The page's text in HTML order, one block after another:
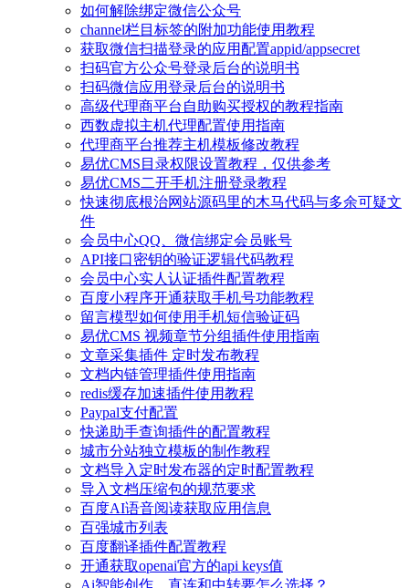
如何解除绑定微信公众号
channel栏目标签的附加功能使用教程
获取微信扫描登录的应用配置appid/appsecret
扫码官方公众号登录后台的说明书
扫码微信应用登录后台的说明书
高级代理商平台自助购买授权的教程指南
西数虚拟主机代理配置使用指南
代理商平台推荐主机模板修改教程
易优CMS目录权限设置教程，仅供参考
易优CMS二开手机注册登录教程
快速彻底根治网站源码里的木马代码与多余可疑文
件
会员中心QQ、微信绑定会员账号
API接口密钥的验证逻辑代码教程
会员中心实人认证插件配置教程
百度小程序开通获取手机号功能教程
留言模型如何使用手机短信验证码
易优CMS 视频章节分组插件使用指南
文章采集插件 定时发布教程
文档内链管理插件使用指南
redis缓存加速插件使用教程
Paypal支付配置
快递助手查询插件的配置教程
城市分站独立模板的制作教程
文档导入定时发布器的定时配置教程
导入文档压缩包的规范要求
百度AI语音阅读获取应用信息
百强城市列表
百度翻译插件配置教程
开通获取openai官方的api keys值
Ai智能创作，直连和中转要怎么选择？